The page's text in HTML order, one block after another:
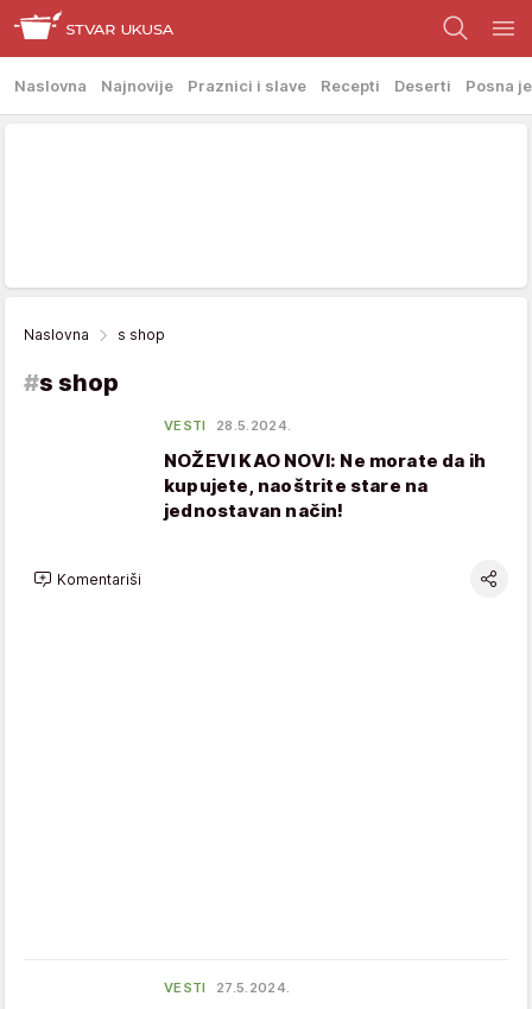
Naslovna Najnovije Praznici i slave Recepti Deserti Posna
Naslovna s shop
#s shop
VESTI 28.5.2024.
NOŽEVI KAO NOVI: Ne morate da ih
kupujete, naoštrite stare na
jednostavan način!
Komentariši
VESTI 27.5.2024.